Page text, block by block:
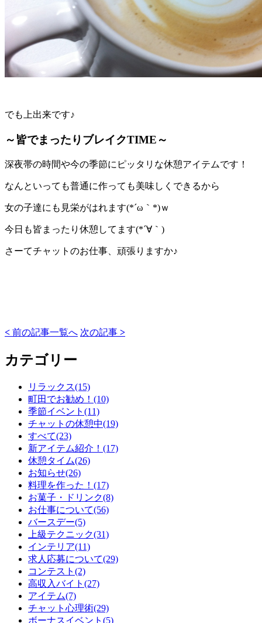
でも上出来です♪
～皆でまったりブレイクTIME～
深夜帯の時間や今の季節にピッタリな休憩アイテムです！
なんといっても普通に作っても美味しくできるから
女の子達にも見栄がはれます(*´ω｀*)ｗ
今日も皆まったり休憩してます(*´∀｀)
さーてチャットのお仕事、頑張りますか♪
< 前の記事一覧へ 次の記事 >
カテゴリー
リラックス(15)
町田でお勧め！(10)
季節イベント(11)
チャットの休憩中(19)
すべて(23)
新アイテム紹介！(17)
休憩タイム(26)
お知らせ(26)
料理を作った！(17)
お菓子・ドリンク(8)
お仕事について(56)
バースデー(5)
上級テクニック(31)
インテリア(11)
求人応募について(29)
コンテスト(2)
高収入バイト(27)
アイテム(7)
チャット心理術(29)
ボーナスイベント(5)